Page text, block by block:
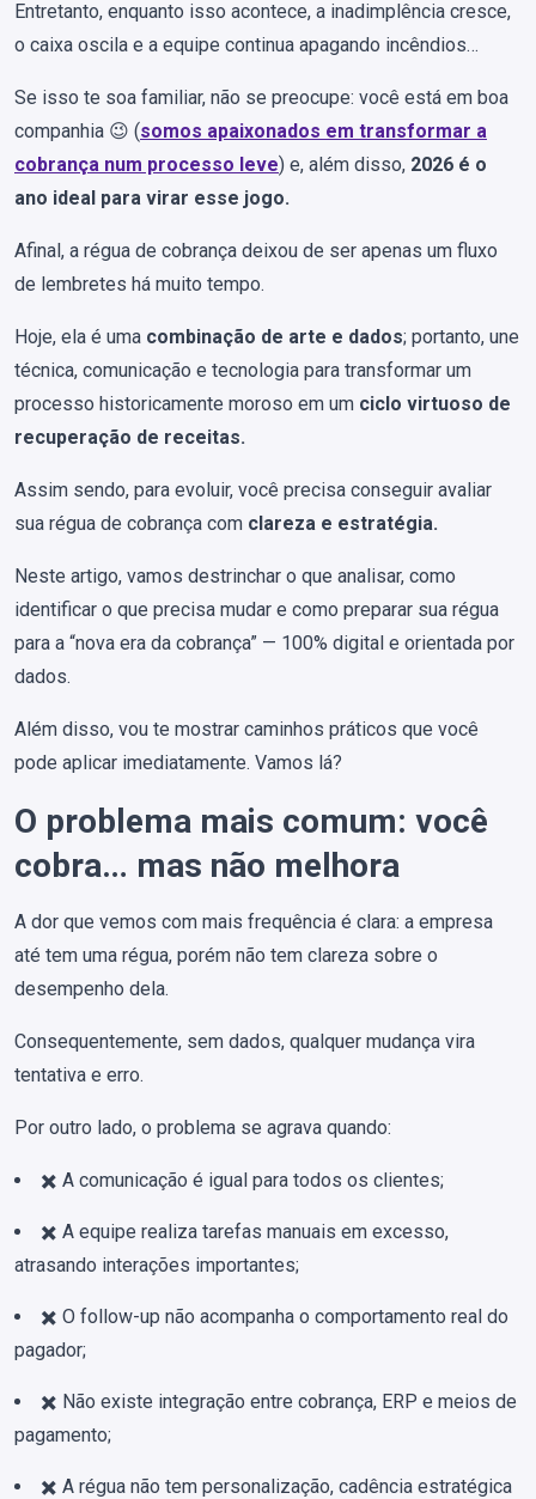
Entretanto, enquanto isso acontece, a inadimplência cresce,
o caixa oscila e a equipe continua apagando incêndios…
Se isso te soa familiar, não se preocupe: você está em boa
companhia 😉 (somos apaixonados em transformar a
cobrança num processo leve) e, além disso, 2026 é o
ano ideal para virar esse jogo.
Afinal, a régua de cobrança deixou de ser apenas um fluxo
de lembretes há muito tempo.
Hoje, ela é uma combinação de arte e dados; portanto, une
técnica, comunicação e tecnologia para transformar um
processo historicamente moroso em um ciclo virtuoso de
recuperação de receitas.
Assim sendo, para evoluir, você precisa conseguir avaliar
sua régua de cobrança com clareza e estratégia.
Neste artigo, vamos destrinchar o que analisar, como
identificar o que precisa mudar e como preparar sua régua
para a “nova era da cobrança” — 100% digital e orientada por
dados.
Além disso, vou te mostrar caminhos práticos que você
pode aplicar imediatamente. Vamos lá?
O problema mais comum: você
cobra… mas não melhora
A dor que vemos com mais frequência é clara: a empresa
até tem uma régua, porém não tem clareza sobre o
desempenho dela.
Consequentemente, sem dados, qualquer mudança vira
tentativa e erro.
Por outro lado, o problema se agrava quando:
✖️ A comunicação é igual para todos os clientes;
✖️ A equipe realiza tarefas manuais em excesso,
atrasando interações importantes;
✖️ O follow-up não acompanha o comportamento real do
pagador;
✖️ Não existe integração entre cobrança, ERP e meios de
pagamento;
✖️ A régua não tem personalização, cadência estratégica